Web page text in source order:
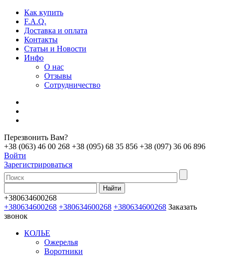
Как купить
F.A.Q.
Доставка и оплата
Контакты
Статьи и Новости
Инфо
О нас
Отзывы
Сотрудничество
Перезвонить Вам?
+38 (063) 46 00 268 +38 (095) 68 35 856 +38 (097) 36 06 896
Войти
Зарегистрироваться
+380634600268
+380634600268 +380634600268 +380634600268 Заказать
звонок
КОЛЬЕ
Ожерелья
Воротники